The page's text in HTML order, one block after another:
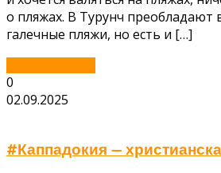
о пляжах. В Турунч преобладают
галечные пляжи, но есть и […]
0
02.09.2025
#Каппадокия —